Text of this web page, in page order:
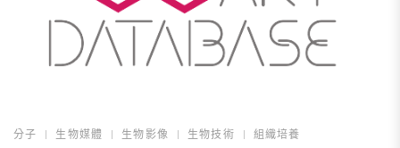
分子 生物媒體 生物影像 生物技術 組織培養